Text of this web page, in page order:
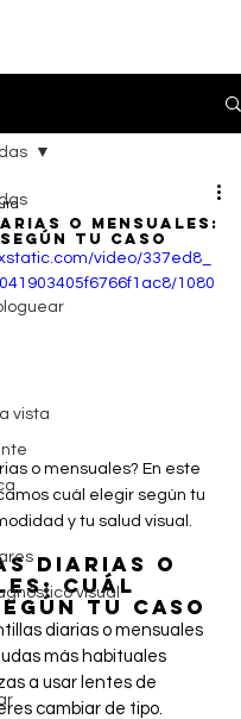
vista
visual
o mensuales:
tu caso
video/337ed8_
1080
o mensuales? En este
cuál elegir según tu
y tu salud visual.
diarias o
cuál
tu caso
diarias o mensuales
más habituales
a usar lentes de
cambiar de tipo.